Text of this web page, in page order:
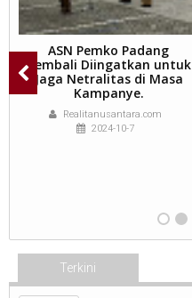
ASN Pemko Padang
Kembali Diingatkan untuk
Jaga Netralitas di Masa
Kampanye.
Realitanusantara.com
2024-10-7
Terkini